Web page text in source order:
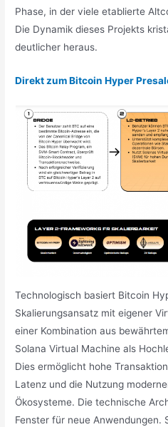
Phase, in der viele etablierte
Die Dynamik dieses Projekts
deutlicher heraus.
Direkt zum Bitcoin Hyper
Technologisch basiert Bitcoin
Skalierungsansatz mit eigener
einer Kombination aus
Solana Virtual Machine als
Dies ermöglicht hohe
Latenz und die Nutzung
Ökosysteme. Die technische
Fenster für neue Anwendungen.